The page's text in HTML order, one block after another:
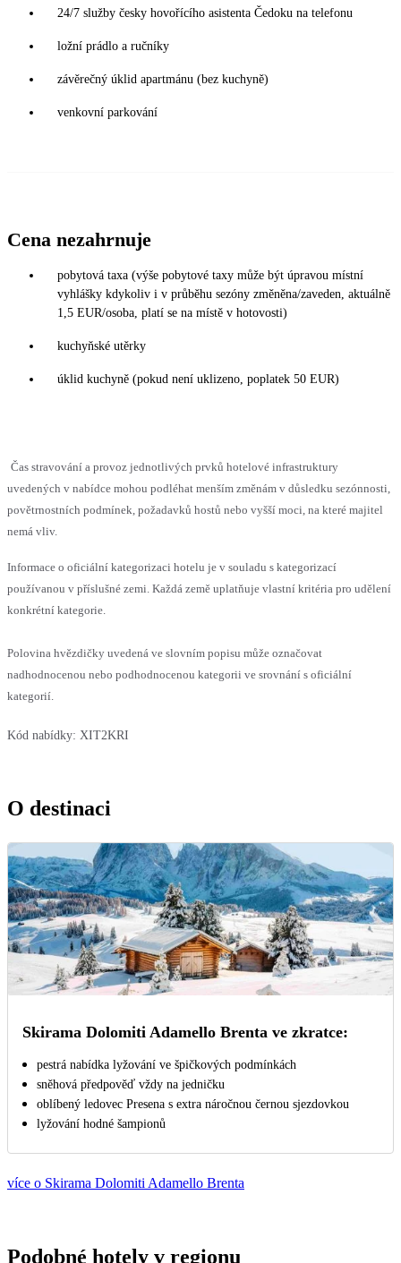
24/7 služby česky hovořícího asistenta Čedoku na telefonu
ložní prádlo a ručníky
závěrečný úklid apartmánu (bez kuchyně)
venkovní parkování
Cena nezahrnuje
pobytová taxa (výše pobytové taxy může být úpravou místní
vyhlášky kdykoliv i v průběhu sezóny změněna/zaveden, aktuálně
1,5 EUR/osoba, platí se na místě v hotovosti)
kuchyňské utěrky
úklid kuchyně (pokud není uklizeno, poplatek 50 EUR)
Čas stravování a provoz jednotlivých prvků hotelové infrastruktury
uvedených v nabídce mohou podléhat menším změnám v důsledku sezónnosti,
povětrnostních podmínek, požadavků hostů nebo vyšší moci, na které majitel
nemá vliv.
Informace o oficiální kategorizaci hotelu je v souladu s kategorizací
používanou v příslušné zemi. Každá země uplatňuje vlastní kritéria pro udělení
konkrétní kategorie.
Polovina hvězdičky uvedená ve slovním popisu může označovat
nadhodnocenou nebo podhodnocenou kategorii ve srovnání s oficiální
kategorií.
Kód nabídky: XIT2KRI
O destinaci
Skirama Dolomiti Adamello Brenta ve zkratce:
pestrá nabídka lyžování ve špičkových podmínkách
sněhová předpověď vždy na jedničku
oblíbený ledovec Presena s extra náročnou černou sjezdovkou
lyžování hodné šampionů
více o Skirama Dolomiti Adamello Brenta
Podobné hotely v regionu